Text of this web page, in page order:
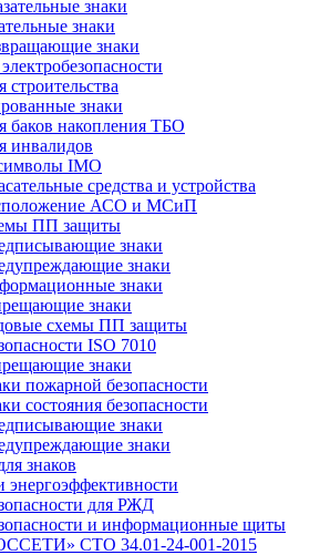
знаки
знаки
знаки
строительства
знаки
баков накопления ТБО
инвалидов
IMO
средства и устройства
АСО и МСиП
ПП защиты
знаки
знаки
знаки
знаки
схемы ПП защиты
ISO 7010
знаки
пожарной безопасности
состояния безопасности
знаки
знаки
знаков
энергоэффективности
для РЖД
и информационные щиты
СТО 34.01-24-001-2015